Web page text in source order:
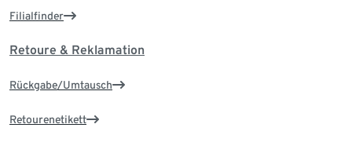
Filialfinder
Retoure & Reklamation
Rückgabe/Umtausch
Retourenetikett